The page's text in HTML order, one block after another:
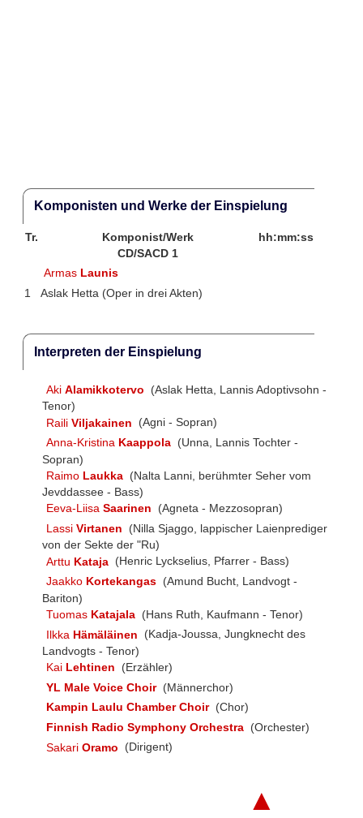
Komponisten und Werke der Einspielung
Tr. Komponist/Werk
hh:mm:ss
CD/SACD 1
Armas Launis
1
Aslak Hetta (Oper in drei Akten)
Interpreten der Einspielung
Aki Alamikkotervo
(Aslak Hetta, Lannis Adoptivsohn -
Tenor)
Raili Viljakainen
(Agni - Sopran)
Anna-Kristina Kaappola (Unna, Lannis Tochter -
Sopran)
Raimo Laukka (Nalta Lanni, berühmter Seher vom
Jevddassee - Bass)
Eeva-Liisa Saarinen
(Agneta - Mezzosopran)
Lassi Virtanen
(Nilla Sjaggo, lappischer Laienprediger
von der Sekte der "Ru)
Arttu Kataja (Henric Lyckselius, Pfarrer - Bass)
Jaakko Kortekangas (Amund Bucht, Landvogt -
Bariton)
Tuomas Katajala (Hans Ruth, Kaufmann - Tenor)
Ilkka Hämäläinen
(Kadja-Joussa, Jungknecht des
Landvogts - Tenor)
Kai Lehtinen
(Erzähler)
YL Male Voice Choir (Männerchor)
Kampin Laulu Chamber Choir (Chor)
Finnish Radio Symphony Orchestra (Orchester)
Sakari Oramo (Dirigent)
▲